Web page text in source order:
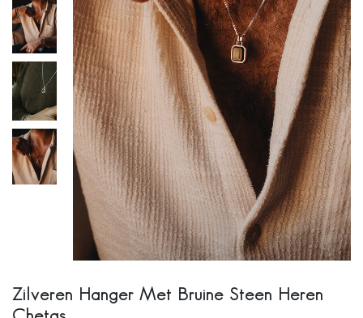
Zilveren Hanger Met Bruine Steen Heren